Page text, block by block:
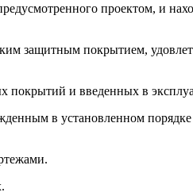
проектом, и
защитным покрытием,
покрытий и введенных в
в установленном